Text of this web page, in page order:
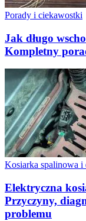
Porady i ciekawostki
Jak długo
Kompletny
Kosiarka spalinowa i
Elektryczna
Przyczyny,
problemu